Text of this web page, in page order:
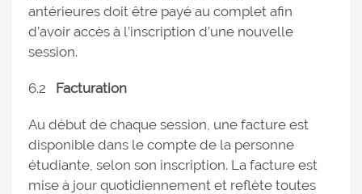
antérieures doit être payé au complet afin
d’avoir accès à l’inscription d’une nouvelle
session.
6.2 Facturation
Au début de chaque session, une facture est
disponible dans le compte de la personne
étudiante, selon son inscription. La facture est
mise à jour quotidiennement et reflète toutes